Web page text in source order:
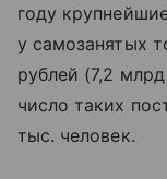
году
у самозанятых
рублей (7,2
число таких
тыс. человек.